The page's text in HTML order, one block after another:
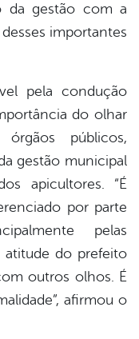
da gestão com a
importantes
pela condução
do olhar
públicos,
gestão municipal
apicultores. “É
por parte
pelas
atitude do prefeito
outros olhos. É
afirmou o